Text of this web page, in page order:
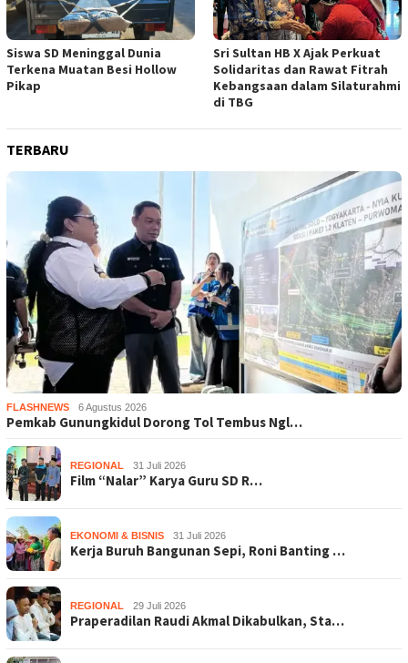
Siswa SD Meninggal Dunia
Terkena Muatan Besi Hollow
Pikap
Sri Sultan HB X Ajak Perkuat
Solidaritas dan Rawat Fitrah
Kebangsaan dalam Silaturahmi
di TBG
TERBARU
FLASHNEWS 6 Agustus 2026
Pemkab Gunungkidul Dorong Tol Tembus Ngl…
REGIONAL 31 Juli 2026
Film “Nalar” Karya Guru SD R…
EKONOMI & BISNIS 31 Juli 2026
Kerja Buruh Bangunan Sepi, Roni Banting …
REGIONAL 29 Juli 2026
Praperadilan Raudi Akmal Dikabulkan, Sta…